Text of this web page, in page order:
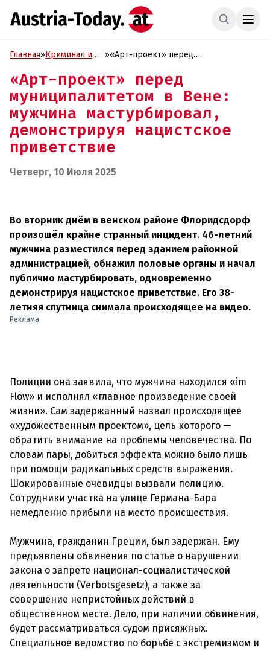
Главная»Криминал и
»«Арт-проект» перед
мастурбировал, демонстрируя
нацистское приветствие
«Арт-проект» перед
муниципалитетом в Вене:
мужчина мастурбировал,
демонстрируя нацистское
приветствие
Четверг, 10 Июля 2025
Во вторник днём в венском районе Флоридсдорф
произошёл крайне странный инцидент. 46-летний
мужчина разместился перед зданием районной
администрацией, обнажил половые органы и начал
публично мастурбировать, одновременно
демонстрируя нацистское приветствие. Его 38-
летняя спутница снимала происходящее на видео.
Реклама
Полиции она заявила, что мужчина находился «im
Flow» и исполнял «главное произведение своей
жизни». Сам задержанный назвал происходящее
«художественным проектом», цель которого —
обратить внимание на проблемы человечества. По
словам пары, добиться эффекта можно было лишь
при помощи радикальных средств выражения.
Шокированные очевидцы вызвали полицию.
Сотрудники участка на улице Германа-Бара
немедленно прибыли на место происшествия.
Мужчина, гражданин Греции, был задержан. Ему
предъявлены обвинения по статье о нарушении
закона о запрете национал-социалистической
деятельности (Verbotsgesetz), а также за
совершение непристойных действий в
общественном месте. Дело, при наличии обвинения,
будет рассматриваться судом присяжных.
Специальное ведомство по борьбе с экстремизмом и